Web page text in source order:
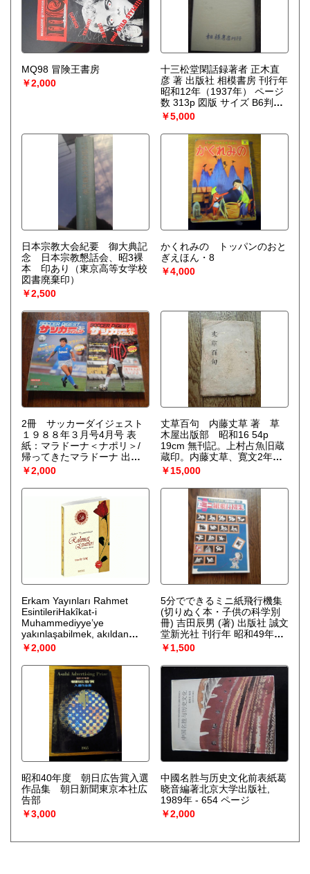
MQ98 冒険王書房
￥2,000
十三松堂閑話録著者 正木直
彦 著 出版社 相模書房 刊行年
昭和12年（1937年） ページ
数 313p 図版 サイズ B6判上
製 解説 初版 箱なしです。
￥5,000
日本宗教大会紀要 御大典記
念 日本宗教懇話会、昭3裸
本 印あり（東京高等女学校
図書廃棄印）
￥2,500
かくれみの トッパンのおと
ぎえほん・8
￥4,000
2冊 サッカーダイジェスト
１９８８年３月号4月号 表
紙：マラドーナ＜ナポリ＞/
帰ってきたマラドーナ 出版
社 日本スポーツ企画出版社
刊行年 昭63
￥2,000
丈草百句 内藤丈草 著 草
木屋出版部 昭和16 54p
19cm 無刊記。上村占魚旧蔵
蔵印。内藤丈草、寛文2年
（1662年） - 元禄17年2月24
日（1704年3月29日））は現
在の愛知県犬山市出身の江戸
時代前・中期の俳人。名は本
常。通称は林右衛門、号を丈
草、別号を仏幻庵など。松尾
芭蕉の門人となり、蕉門十哲
の一人となった。経歴尾張藩
犬山領主成瀬家家臣・内藤源
左衛門の長子として生まれ
る。丈草の父源左衛門は、実
だった縁で、成瀬家に仕官が
許された。丈草は14歳で寺尾
直竜に出仕する。寺尾直竜は
俳諧を嗜み、不木と号した俳
人であった。18歳の頃、名古
屋に遊学し、穂積元庵に漢学
を学んだとされる。貞享5年
（1688年）8月、27歳にして
遁世。遁世後、玉堂和尚ゆか
りの寺院で過ごし、奥の細道
の旅から帰った松尾芭蕉に出
逢う[1]。やがて、『猿蓑』の
跋を執筆するほどの信頼を得
て、元禄6年（1693年）無名
庵に入るが、翌年、芭蕉が亡
と、竜ヶ岡に仏玄庵を結び、
大行脚や経塚建立を果たした
[1]。元禄17年（1704年）2月
14日、43歳没。
￥15,000
Erkam Yayınları Rahmet
EsintileriHakîkat-i
Muhammediyye’ye
yakınlaşabilmek, akıldan
ziyâde muhabbet ve aşkla
mümkündür. O’na tâbî
olmanın şeref, haz ve
lezzetini tatmak için,
kendisine ümmet olmak
isteyen peygamberler bile
çıkmıştır.O’nun nûr cemâli,
âşıklarının nazarında bütün
varlığı gölge hâlinde
bırakmış, gönüller O’nun en
ufak bir arzusuna:“Anam,
Rasûlallâh!” diye cevap
vermiştir.O’nun aslî vasfını
tavsif etmeye hiçbir fâni
muvaffak olamadı. Yüksek
ahlâkı ve yaradılışı lâyıkıyla
mütefekkirler, gönül
￥2,000
5分でできるミニ紙飛行機集
(切りぬく本・子供の科学別
冊) 吉田辰男 (著) 出版社 誠文
堂新光社 刊行年 昭和49年解
説 (B5版)保存状態良好昭和３
年、横浜に生まれる。おさな
いころから飛行機に興味を持
ち、絵を書いたり、模型を製
作。昭和４２年、アメリカで
行われた第１回国際紙飛行機
大会で入賞。昭和４８年、
「子供の科学」に紙飛行機の
掲載をはじめる。テレビにも
多数出演。
￥1,500
昭和40年度 朝日広告賞入選
作品集 朝日新聞東京本社広
告部
￥3,000
中國名胜与历史文化前表紙葛
晓音編著北京大学出版社,
1989年 - 654 ページ
￥2,000